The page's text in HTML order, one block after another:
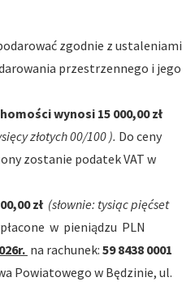
zgodnie z ustaleniami
przestrzennego i jego
wynosi 15 000,00 zł
złotych 00/100 ). Do ceny
zostanie podatek VAT w
zł (słownie: tysiąc pięćset
w pieniądzu PLN
na rachunek: 59 8438 0001
Powiatowego w Będzinie, ul.